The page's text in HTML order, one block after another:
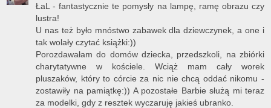
ŁaL - fantastycznie te pomysły na lampę, ramę obrazu czy
lustra!
U nas też było mnóstwo zabawek dla dziewczynek, a one i
tak wolały czytać książki:))
Porozdawałam do domów dziecka, przedszkoli, na zbiórki
charytatywne w kościele. Wciąż mam cały worek
pluszaków, który to córcie za nic nie chcą oddać nikomu -
zostawiły na pamiątkę:)) A pozostałe Barbie służą mi teraz
za modelki, gdy z resztek wyczaruję jakieś ubranko.